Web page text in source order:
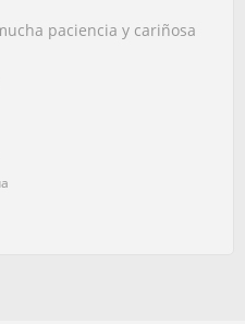
paciencia y cariñosa